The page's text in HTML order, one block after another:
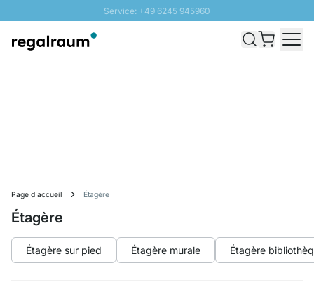
Service: +49 6245 945960
Livraison rapide - Livraison gratuite dès 100€
Page d'accueil Étagère
Étagère
Étagère sur pied Étagère murale Étagère